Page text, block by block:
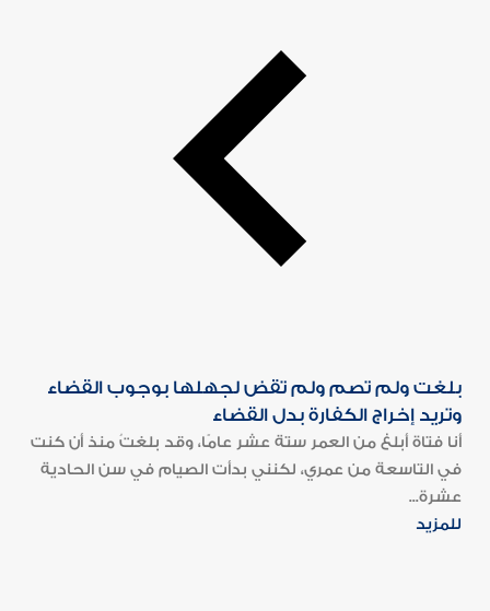
بلغت ولم تصم ولم تقض لجهلها بوجوب القضاء
وتريد إخراج الكفارة بدل القضاء
أنا فتاة أبلغ من العمر ستة عشر عامًا، وقد بلغتُ منذ أن كنت
في التاسعة من عمري، لكنني بدأت الصيام في سن الحادية
عشرة...
للمزيد